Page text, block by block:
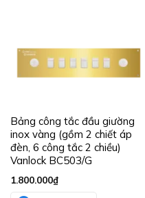
Bảng công tắc đầu giường
inox vàng (gồm 2 chiết áp
đèn, 6 công tắc 2 chiều)
Vanlock BC503/G
1.800.000₫